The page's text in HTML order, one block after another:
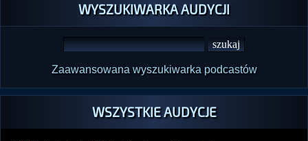
WYSZUKIWARKA AUDYCJI
Zaawansowana wyszukiwarka podcastów
WSZYSTKIE AUDYCJE